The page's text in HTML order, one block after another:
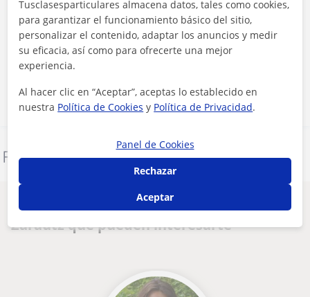
Al hacer clic, aceptas nuestroaviso legaly deprivacidad
Denunciar este perfil
Otros profesores de Matemáticas en
Zarautz que pueden interesarte
Tusclasesparticulares almacena datos, tales como cookies,
para garantizar el funcionamiento básico del sitio,
personalizar el contenido, adaptar los anuncios y medir
su eficacia, así como para ofrecerte una mejor
experiencia.
Al hacer clic en “Aceptar”, aceptas lo establecido en
nuestra Política de Cookies y Política de Privacidad.
Panel de Cookies
Rechazar
Aceptar